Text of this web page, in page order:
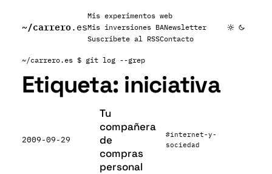
~/carrero.es
Mis experimentos web
Mis inversiones BANewsletter
Suscribete al RSSContacto
~/carrero.es $ git log --grep
Etiqueta: iniciativa
2009-09-29
Tu
compañera
de
compras
personal
#internet-y-
sociedad